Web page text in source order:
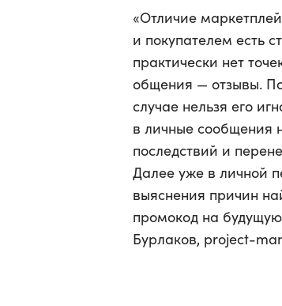
«Отличие
и покупателем есть
практически нет
общения — отзывы.
случае нельзя его
в личные сообщения
последствий и
Далее уже в личной
выяснения причин
промокод на
Бурлаков, project-